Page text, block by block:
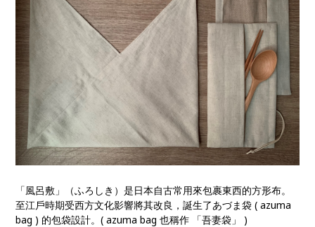
「風呂敷」（ふろしき）是日本自古常用來包裹東西的方形布。
至江戶時期受西方文化影響將其改良，誕生了あづま袋 ( azuma
bag ) 的包袋設計。( azuma bag 也稱作 「吾妻袋」 )